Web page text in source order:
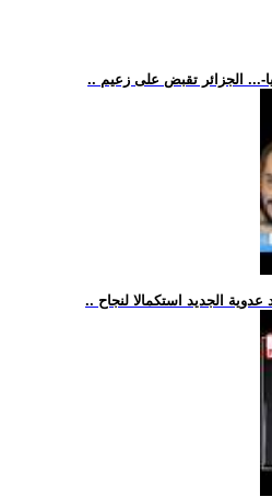
... الجزائر تقبض على زعيم
الجديد استكمالا لنجاح